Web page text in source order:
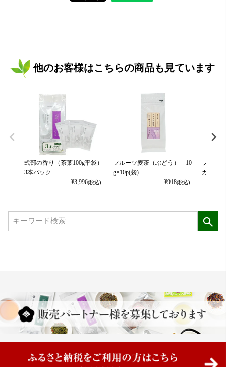
他のお客様はこちらの商品も見ています
式部の香り（茶葉100g平袋）
3本パック
¥3,996(税込)
フルーツ麦茶（ぶどう） 10
g×10p(袋)
¥918(税込)
フルー
カット